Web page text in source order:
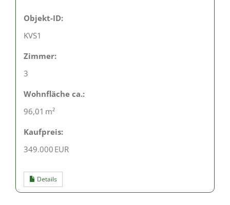
Objekt-ID:
KVS1
Zimmer:
3
Wohnfläche ca.:
96,01 m²
Kaufpreis:
349.000 EUR
Details